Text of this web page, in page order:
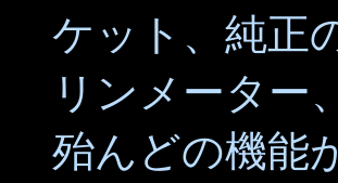
ケット、純正
リンメーター
殆んどの機能